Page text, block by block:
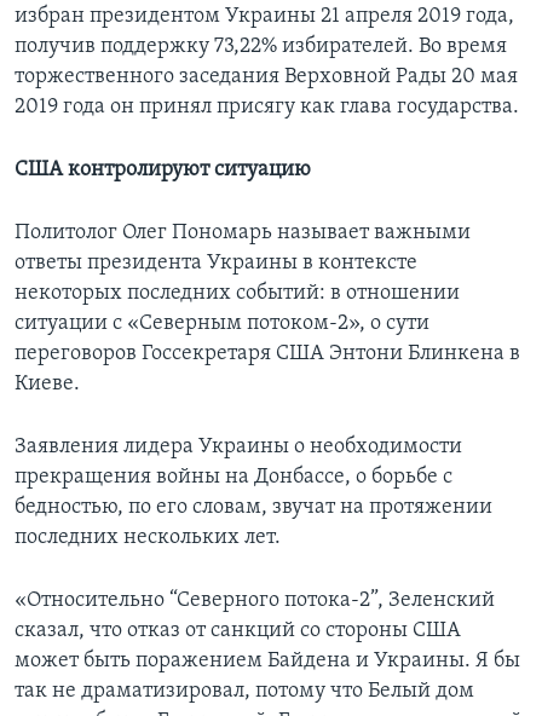
избран президентом Украины 21 апреля 2019 года,
получив поддержку 73,22% избирателей. Во время
торжественного заседания Верховной Рады 20 мая
2019 года он принял присягу как глава государства.
США контролируют ситуацию
Политолог Олег Пономарь называет важными
ответы президента Украины в контексте
некоторых последних событий: в отношении
ситуации с «Северным потоком-2», о сути
переговоров Госсекретаря США Энтони Блинкена в
Киеве.
Заявления лидера Украины о необходимости
прекращения войны на Донбассе, о борьбе с
бедностью, по его словам, звучат на протяжении
последних нескольких лет.
«Относительно “Северного потока-2”, Зеленский
сказал, что отказ от санкций со стороны США
может быть поражением Байдена и Украины. Я бы
так не драматизировал, потому что Белый дом